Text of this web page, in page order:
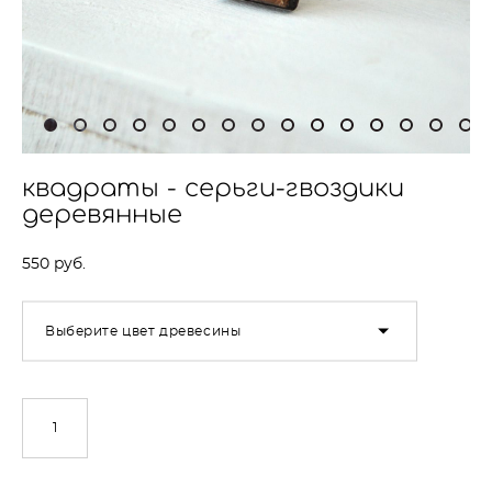
квадраты - серьги-гвоздики
деревянные
550 pуб.
Выберите цвет древесины